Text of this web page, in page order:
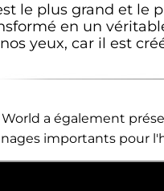
le plus grand et le
en un
nos yeux, car il est
World a également
importants pour